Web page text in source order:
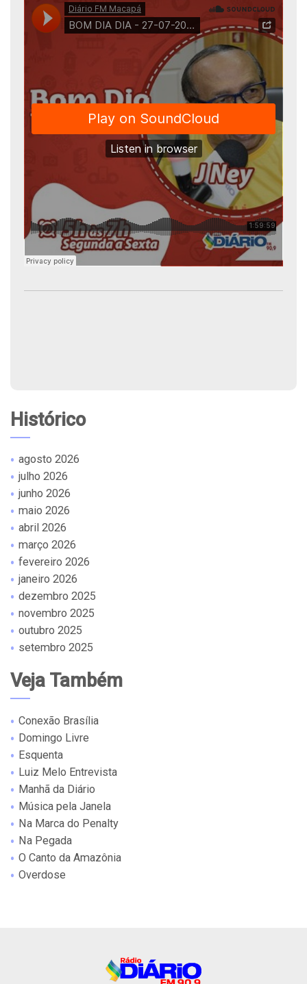
Histórico
agosto 2026
julho 2026
junho 2026
maio 2026
abril 2026
março 2026
fevereiro 2026
janeiro 2026
dezembro 2025
novembro 2025
outubro 2025
setembro 2025
Veja Também
Conexão Brasília
Domingo Livre
Esquenta
Luiz Melo Entrevista
Manhã da Diário
Música pela Janela
Na Marca do Penalty
Na Pegada
O Canto da Amazônia
Overdose